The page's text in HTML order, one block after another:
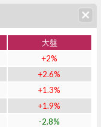
大盤
+2%
+2.6%
+1.3%
+1.9%
-2.8%